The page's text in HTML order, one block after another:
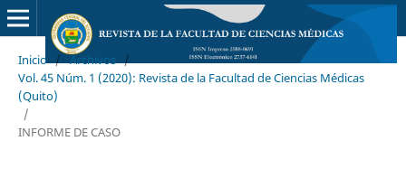
Inicio / Archivos /
Vol. 45 Núm. 1 (2020): Revista de la Facultad de Ciencias Médicas
(Quito)
/
INFORME DE CASO